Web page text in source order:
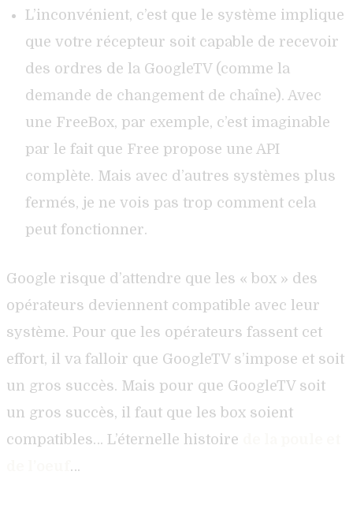
L’inconvénient, c’est que le système implique
que votre récepteur soit capable de recevoir
des ordres de la GoogleTV (comme la
demande de changement de chaîne). Avec
une FreeBox, par exemple, c’est imaginable
par le fait que Free propose une API
complète. Mais avec d’autres systèmes plus
fermés, je ne vois pas trop comment cela
peut fonctionner.
Google risque d’attendre que les « box » des
opérateurs deviennent compatible avec leur
système. Pour que les opérateurs fassent cet
effort, il va falloir que GoogleTV s’impose et soit
un gros succès. Mais pour que GoogleTV soit
un gros succès, il faut que les box soient
compatibles… L’éternelle histoire
…